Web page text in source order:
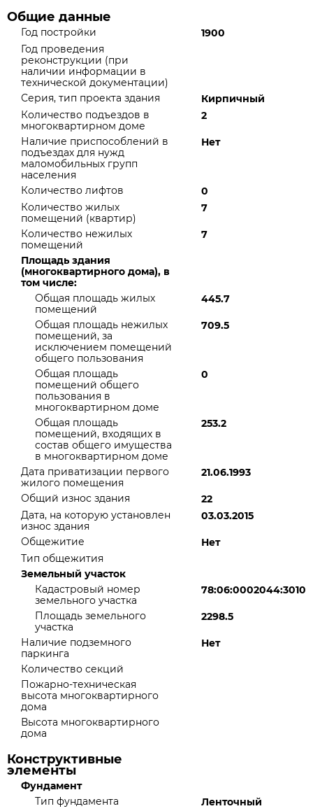
Общие данные
Год постройки
1900
Год проведения
реконструкции (при
наличии информации в
технической документации)
Серия, тип проекта здания
Кирпичный
Количество подъездов в
многоквартирном доме
2
Наличие приспособлений в
подъездах для нужд
маломобильных групп
населения
Нет
Количество лифтов
0
Количество жилых
помещений (квартир)
7
Количество нежилых
помещений
7
Площадь здания
(многоквартирного дома), в
том числе:
Общая площадь жилых
помещений
445.7
Общая площадь нежилых
помещений, за
исключением помещений
общего пользования
709.5
Общая площадь
помещений общего
пользования в
многоквартирном доме
0
Общая площадь
помещений, входящих в
состав общего имущества
в многоквартирном доме
253.2
Дата приватизации первого
жилого помещения
21.06.1993
Общий износ здания
22
Дата, на которую установлен
износ здания
03.03.2015
Общежитие
Нет
Тип общежития
Земельный участок
Кадастровый номер
земельного участка
78:06:0002044:3010
Площадь земельного
участка
2298.5
Наличие подземного
паркинга
Нет
Количество секций
Пожарно-техническая
высота многоквартирного
дома
Высота многоквартирного
дома
Конструктивные
элементы
Фундамент
Тип фундамента
Ленточный